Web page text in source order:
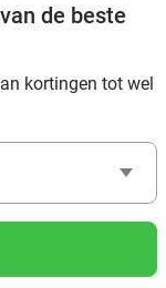
de beste
kortingen tot wel
Deal
vanuit Arnhem
Café
skihallen